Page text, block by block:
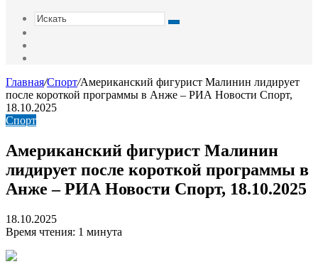
Искать
Главная/Спорт/Американский фигурист Малинин лидирует
после короткой программы в Анже – РИА Новости Спорт,
18.10.2025
Спорт
Американский фигурист Малинин
лидирует после короткой программы в
Анже – РИА Новости Спорт, 18.10.2025
18.10.2025
Время чтения: 1 минута